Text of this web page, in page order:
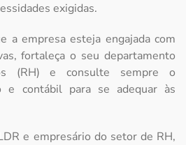
exigidas.
a empresa esteja engajada com
fortaleça o seu departamento
(RH) e consulte sempre o
e contábil para se adequar às
e empresário do setor de RH,